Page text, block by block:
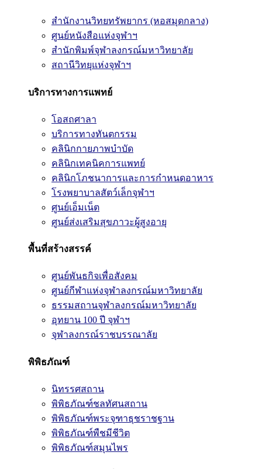
สำนักงานวิทยทรัพยากร (หอสมุดกลาง)
ศูนย์หนังสือแห่งจุฬาฯ
สำนักพิมพ์จุฬาลงกรณ์มหาวิทยาลัย
สถานีวิทยุแห่งจุฬาฯ
บริการทางการแพทย์
โอสถศาลา
บริการทางทันตกรรม
คลินิกกายภาพบำบัด
คลินิกเทคนิคการแพทย์
คลินิกโภชนาการและการกำหนดอาหาร
โรงพยาบาลสัตว์เล็กจุฬาฯ
ศูนย์เอ็มเน็ต
ศูนย์ส่งเสริมสุขภาวะผู้สูงอายุ
พื้นที่สร้างสรรค์
ศูนย์พันธกิจเพื่อสังคม
ศูนย์กีฬาแห่งจุฬาลงกรณ์มหาวิทยาลัย
ธรรมสถานจุฬาลงกรณ์มหาวิทยาลัย
อุทยาน 100 ปี จุฬาฯ
จุฬาลงกรณ์ราชบรรณาลัย
พิพิธภัณฑ์
นิทรรศสถาน
พิพิธภัณฑ์ชลทัศนสถาน
พิพิธภัณฑ์พระจุฑาธุชราชฐาน
พิพิธภัณฑ์พืชมีชีวิต
พิพิธภัณฑ์สมุนไพร